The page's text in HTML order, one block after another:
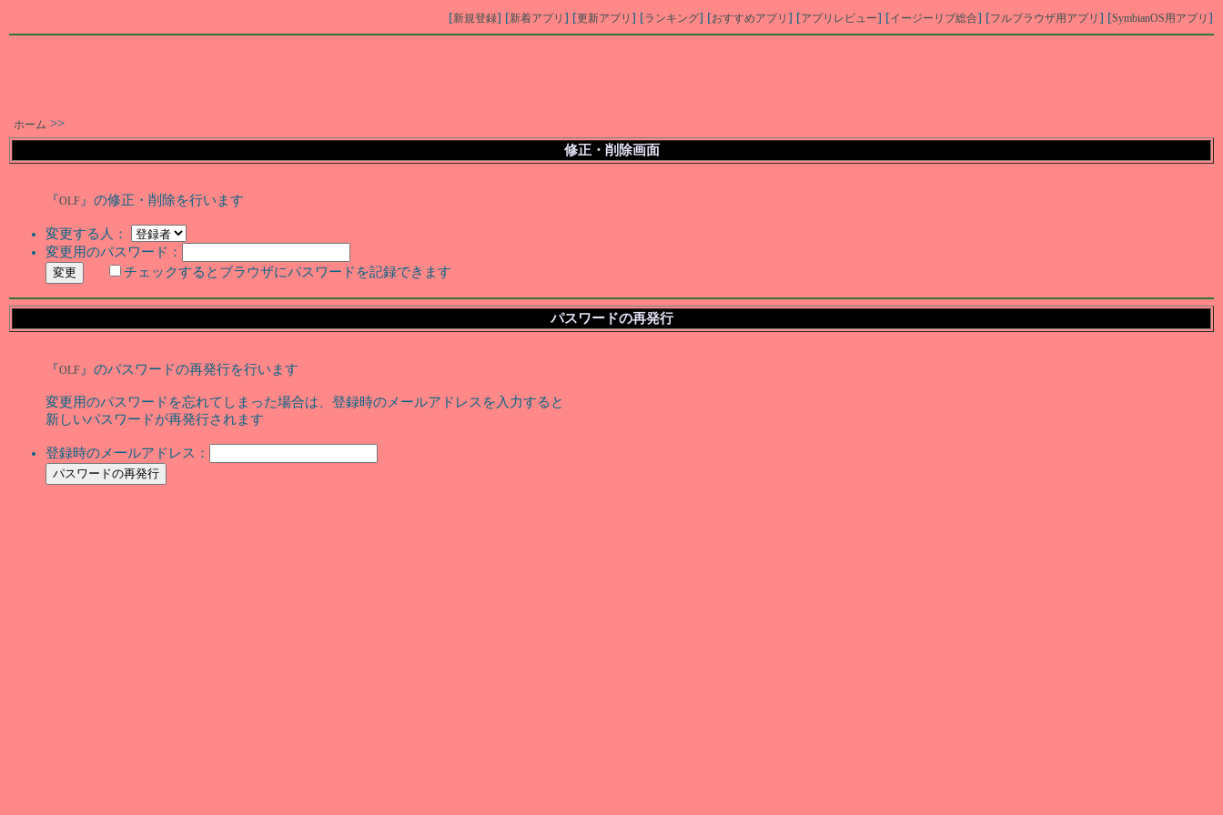
[新規登録] [新着アプリ ] [更新アプリ ] [ランキング] [おすすめアプリ ] [アプリレビュー] [イージーリブ総合] [フルブラウザ用アプリ ] [SymbianOS用アプリ ]
ホーム >>
修正・削除画面
『OLF』の修正・削除を行います
変更する人：
変更用のパスワード：
チェックするとブラウザにパスワードを記録できます
パスワードの再発行
『OLF 』のパスワードの再発行を行います
変更用のパスワードを忘れてしまった場合は、登録時のメールアドレスを入力すると
新しいパスワードが再発行されます
登録時のメールアドレス：